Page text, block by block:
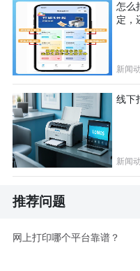
怎么
定，
新闻
线下
新闻
推荐问题
网上打印哪个平台靠谱？